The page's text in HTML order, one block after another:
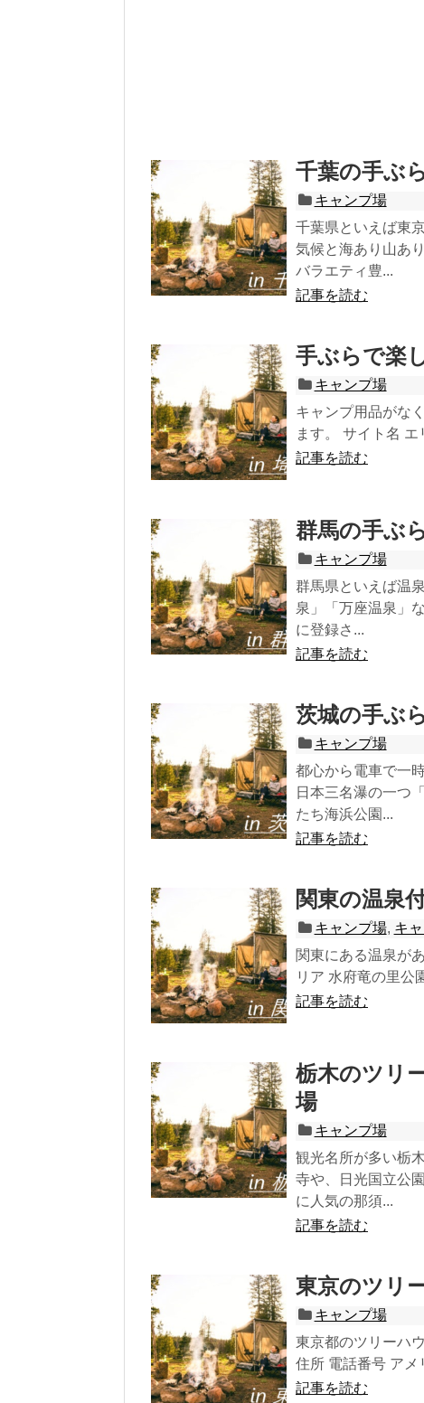
千葉の手ぶ
キャンプ場
千葉県といえば東
気候と海あり山あ
バラエティ豊...
記事を読む
手ぶらで楽
キャンプ場
キャンプ用品がな
ます。 サイト名
記事を読む
群馬の手ぶ
キャンプ場
群馬県といえば温
泉」「万座温泉」
に登録さ...
記事を読む
茨城の手ぶ
キャンプ場
都心から電車で一
日本三名瀑の一つ
たち海浜公園...
記事を読む
関東の温泉
キャンプ場, キ
関東にある温泉が
リア 水府竜の里公
記事を読む
栃木のツリ
場
キャンプ場
観光名所が多い栃
寺や、日光国立公
に人気の那須...
記事を読む
東京のツリ
キャンプ場
東京都のツリーハ
住所 電話番号 アメ
記事を読む